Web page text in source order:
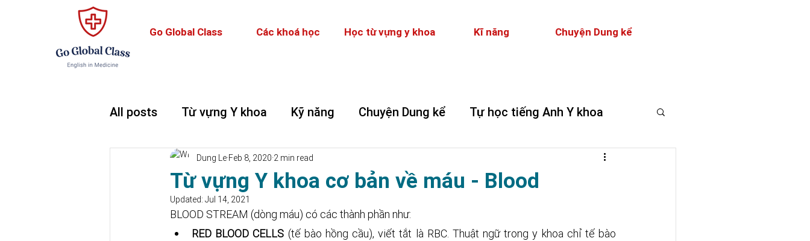
Go Global Class Các khoá học Học từ vựng y khoa Kĩ năng Chuyện Dung kể
All posts Từ vựng Y khoa Kỹ năng Chuyện Dung kể Tự học tiếng Anh Y khoa
Teaching and Learning
Từ vựng Y khoa cơ bản về máu - Blood
Dung Le Feb 8, 2020 2 min read
Updated: Jul 14, 2021
BLOOD STREAM (dòng máu) có các thành phần như:
RED BLOOD CELLS (tế bào hồng cầu), viết tắt là RBC. Thuật ngữ trong y khoa chỉ tế bào